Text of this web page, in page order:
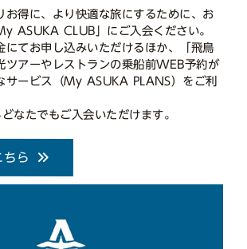
お得に、より快適な旅にするために、お
ASUKA CLUB」にご入会ください。
にてお申し込みいただけるほか、「飛鳥
ツアーやレストランの乗船前WEB予約が
サービス（My ASUKA PLANS）をご利
なたでもご入会いただけます。
ら